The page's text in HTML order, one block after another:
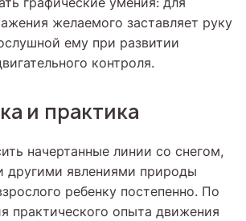
желаемого заставляет руку
ему при развитии
контроля.
и практика
начертанные линии со снегом,
другими явлениями природы
ребенку постепенно. По
практического опыта движения